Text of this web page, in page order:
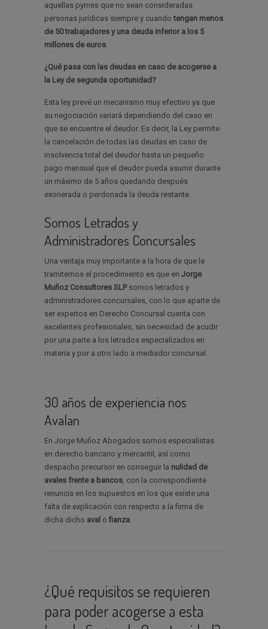
aquellas pymes que no sean consideradas
personas jurídicas siempre y cuandotengan menos
de 50 trabajadores y una deuda inferior a los 5
millones de euros.
¿Qué pasa con las deudas en caso de acogerse a
la Ley de segunda oportunidad?
Esta ley prevé un mecanismo muy efectivo ya que
su negociación variará dependiendo del caso en
que se encuentre el deudor. Es decir, la Ley permite
la cancelación de todas las deudas en caso de
insolvencia total del deudor hasta un pequeño
pago mensual que el deudor pueda asumir durante
un máximo de 5 años quedando después
exonerada o perdonada la deuda restante.
Somos Letrados y
Administradores Concursales
Una ventaja muy importante a la hora de que le
tramitemos el procedimiento es que en Jorge
Muñoz Consultores SLP somos letrados y
administradores concursales, con lo que aparte de
ser expertos en Derecho Concursal cuenta con
excelentes profesionales, sin necesidad de acudir
por una parte a los letrados especializados en
materia y por a otro lado a mediador concursal.
30 años de experiencia nos
Avalan
En Jorge Muñoz Abogados somos especialistas
en derecho bancario y mercantil, así como
despacho precursor en conseguir la nulidad de
avales frente a bancos, con la correspondiente
renuncia en los supuestos en los que existe una
falta de explicación con respecto a la firma de
dicha dicho aval o fianza.
¿Qué requisitos se requieren
para poder acogerse a esta